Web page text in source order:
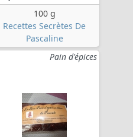
100 g
Recettes Secrètes De
Pascaline
Pain d'épices